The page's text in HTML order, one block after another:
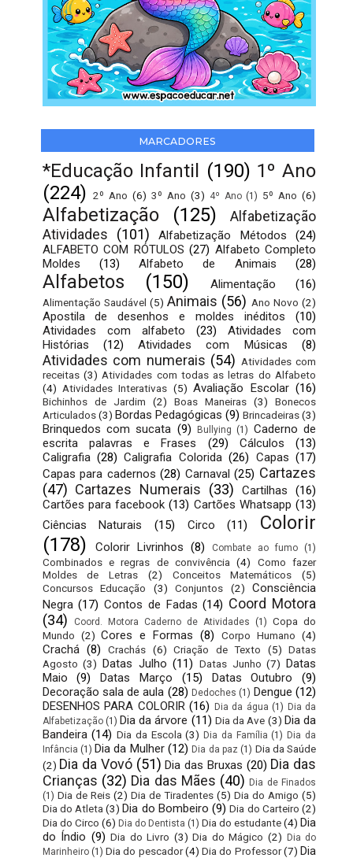
MARCADORES
*Educação Infantil (190) 1º Ano
(224) 2º Ano (6) 3º Ano (3) 4º Ano (1) 5º Ano (6)
Alfabetização (125)
Alfabetização
Atividades
(101) Alfabetização Métodos
(24)
ALFABETO COM RÓTULOS (27) Alfabeto Completo
Moldes
(13) Alfabeto de Animais (28)
Alfabetos (150) Alimentação (16)
Alimentação Saudável (5) Animais (56) Ano Novo (2)
Apostila de desenhos e moldes inéditos
(10)
Atividades com alfabeto
(23)
Atividades com
Histórias
(12) Atividades com Músicas (8)
Atividades com numerais (54) Atividades com
receitas (3) Atividades com todas as letras do Alfabeto
(4) Atividades Interativas (5) Avaliação Escolar (16)
Bichinhos de Jardim (2) Boas Maneiras (3)
Bonecos
Articulados (3) Bordas Pedagógicas (9) Brincadeiras(3)
Brinquedos com sucata (9) Bullying (1) Caderno de
escrita palavras e Frases
(29) Cálculos
(13)
Caligrafia (28) Caligrafia Colorida (26) Capas (17)
Capas para cadernos (28) Carnaval (25) Cartazes
(47) Cartazes Numerais (33) Cartilhas
(16)
Cartões para facebook (13) Cartões Whatsapp (13)
Ciências Naturais
(15) Circo (11)
Colorir
(178)
Colorir Livrinhos (8) Combate ao fumo (1)
Combinados e regras de convivência (4)
Como fazer
Moldes de Letras
(2) Conceitos Matemáticos
(5)
Concursos Educação
(3) Conjuntos (2)
Consciência
Negra (17) Contos de Fadas (14) Coord Motora
(34)
Coord. Motora Caderno de Atividades (1) Copa do
Mundo (2) Cores e Formas (8) Corpo Humano (4)
Crachá (8) Crachás (6) Criação de Texto (5) Datas
Agosto (3) Datas Julho (11) Datas Junho (7) Datas
Maio
(9) Datas Março (15) Datas Outubro
(9)
Decoração sala de aula (28) Dedoches (1) Dengue (12)
DESENHOS PARA COLORIR (16) Dia da água (1) Dia da
Alfabetização (1) Dia da árvore (11) Dia da Ave (3) Dia da
Bandeira (14) Dia da Escola (3) Dia da Família (1) Dia da
Infância (1) Dia da Mulher (12) Dia da paz (1) Dia da Saúde
(2) Dia da Vovó (51) Dia das Bruxas (20) Dia das
Crianças (32) Dia das Mães (40) Dia de Finados
(1) Dia de Reis (2) Dia de Tiradentes (5) Dia do Amigo (5)
Dia do Atleta (3) Dia do Bombeiro (9) Dia do Carteiro (2)
Dia do Circo (6) Dia do Dentista (1) Dia do estudante(4) Dia
do Índio (9) Dia do Livro (3) Dia do Mágico (2)
Dia do
Marinheiro (1) Dia do pescador (4) Dia do Professor (7) Dia